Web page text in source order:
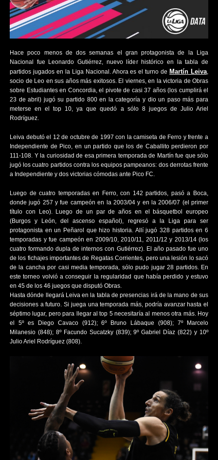
Hace poco menos de dos semanas el gran protagonista de la Liga
Nacional fue Leonardo Gutiérrez, nuevo líder histórico en la tabla de
partidos jugados en la Liga Nacional. Ahora es el turno de Martín Leiva,
socio de Leo en sus años más exitosos. El viernes, en la victoria de Obras
sobre Estudiantes en Concordia, el pivote de casi 37 años (los cumplirá el
23 de abril) jugó su partido 800 en la categoría y dio un paso más para
meterse en el top 10, ya que quedó a sólo 8 juegos de Julio Ariel
Rodríguez.
Leiva debutó el 12 de octubre de 1997 con la camiseta de Ferro y frente a
Independiente de Pico, en un partido que los de Caballito perdieron por
111-108. Y la curiosidad de esa primera temporada de Martín fue que sólo
jugó los cuatro partidos contra los equipos pampeanos: dos derrotas frente
a Independiente y dos victorias cómodas ante Pico FC.
Luego de cuatro temporadas en Ferro, con 142 partidos, pasó a Boca,
donde jugó 257 y fue campeón en la 2003/04 y en la 2006/07 (el primer
título con Leo). Luego de un par de años en el básquetbol europeo
(Burgos y León, del ascenso español), regresó a la Liga para ser
protagonista en un Peñarol que hizo historia. Allí jugó 328 partidos en 6
temporadas y fue campeón en 2009/10, 2010/11, 2011/12 y 2013/14 (los
cuatro formando dupla de internos con Gutiérrez). El año pasado fue uno
de los fichajes importantes de Regatas Corrientes, pero una lesión lo sacó
de la cancha por casi media temporada, sólo pudo jugar 28 partidos. En
este torneo volvió a conseguir la regularidad que había perdido y estuvo
en 45 de los 46 juegos que disputó Obras.
Hasta dónde llegará Leiva en la tabla de presencias irá de la mano de sus
decisiones a futuro. Si juega una temporada más, podría avanzar hasta el
séptimo lugar, pero para llegar al top 5 necesitaría al menos otra más. Hoy
el 5º es Diego Cavaco (912); 6º Bruno Lábaque (908); 7º Marcelo
Milanesio (848); 8º Facundo Sucatzky (839); 9º Gabriel Díaz (822) y 10º
Julio Ariel Rodríguez (808).